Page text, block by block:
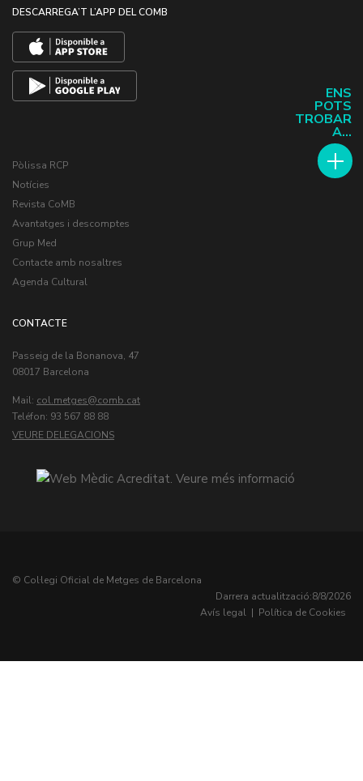
ENS
POTS
TROBAR
A...
DESCARREGA’T L’APP DEL COMB
Pòlissa RCP
Notícies
Revista CoMB
Avantatges i descomptes
Grup Med
Contacte amb nosaltres
Agenda Cultural
CONTACTE
Passeig de la Bonanova, 47
08017 Barcelona
Mail: col.metges
Teléfon: 93 567 88 88
VEURE DELEGACIONS
© Col·legi Oficial de Metges de Barcelona
Darrera actualització:8/8/2026
Avís legal | Política de Cookies